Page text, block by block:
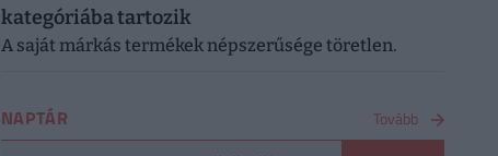
kategóriába tartozik
A saját márkás termékek népszerűsége töretlen.
NAPTÁR Tovább